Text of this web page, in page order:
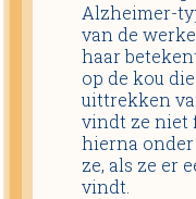
Alzheimer-
van de
haar
op de kou
uittrekken
vindt ze niet
hierna onder
ze, als ze er
vindt.